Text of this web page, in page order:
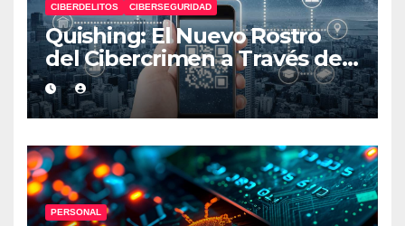
CIBERDELITOS CIBERSEGURIDAD
Quishing: El Nuevo Rostro
del Cibercrimen a Través de
Códigos QR
PERSONAL